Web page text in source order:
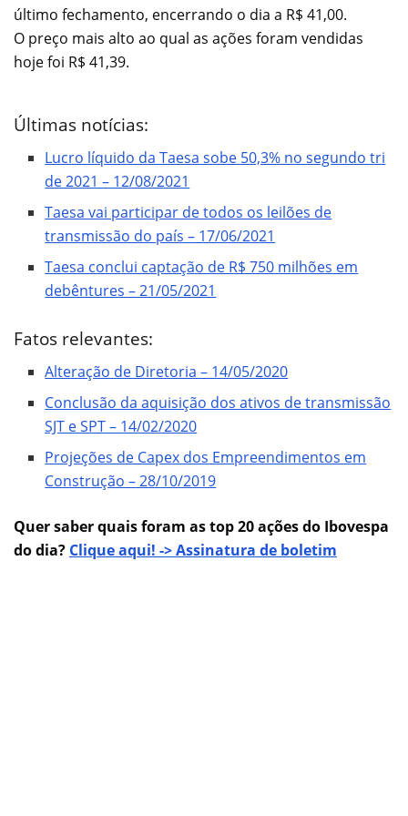
último fechamento, encerrando o dia a R$ 41,00.
O preço mais alto ao qual as ações foram vendidas
hoje foi R$ 41,39.
Últimas notícias:
Lucro líquido da Taesa sobe 50,3% no segundo tri
de 2021 – 12/08/2021
Taesa vai participar de todos os leilões de
transmissão do país – 17/06/2021
Taesa conclui captação de R$ 750 milhões em
debêntures – 21/05/2021
Fatos relevantes:
Alteração de Diretoria – 14/05/2020
Conclusão da aquisição dos ativos de transmissão
SJT e SPT – 14/02/2020
Projeções de Capex dos Empreendimentos em
Construção – 28/10/2019
Quer saber quais foram as top 20 ações do Ibovespa
do dia? Clique aqui! -> Assinatura de boletim